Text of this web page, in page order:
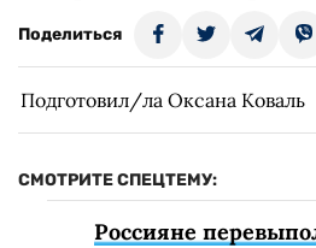
Поделиться
Подготовил/ла Оксана Коваль
СМОТРИТЕ СПЕЦТЕМУ:
Россияне